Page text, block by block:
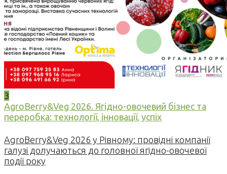
3
AgroBerry&Veg 2026. Ягідно-овочевий бізнес та
переробка: технології, інновації, успіх
AgroBerry&Veg 2026 у Рівному: провідні компанії
галузі долучаються до головної ягідно-овочевої
події року